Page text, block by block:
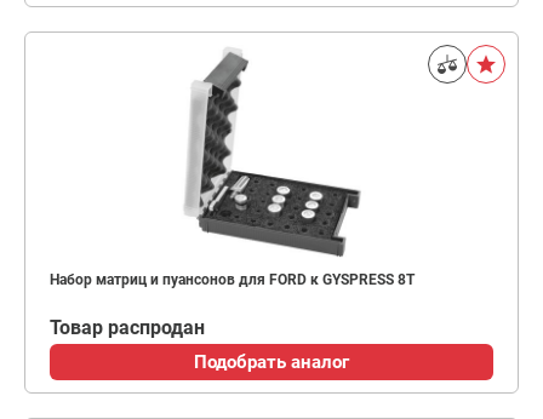
Набор матриц и пуансонов для FORD к GYSPRESS 8T
Товар распродан
Подобрать аналог